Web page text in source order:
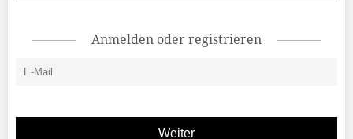
Anmelden oder registrieren